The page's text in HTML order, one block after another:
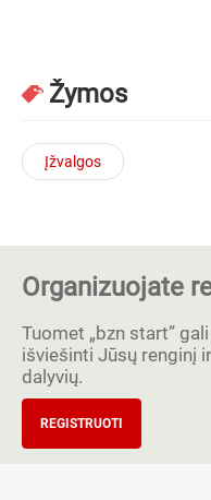
Žymos
Įžvalgos
Organizuojate
Tuomet „bzn start”
išviešinti Jūsų renginį
dalyvių.
REGISTRUOTI